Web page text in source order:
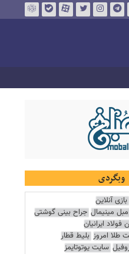
وبگردی
بازی آنلاین
مبل مینیمال جراح بینی گوشتی
ایرانیان
طلا امروز بلیط قطار
سایت یوتوتایمز